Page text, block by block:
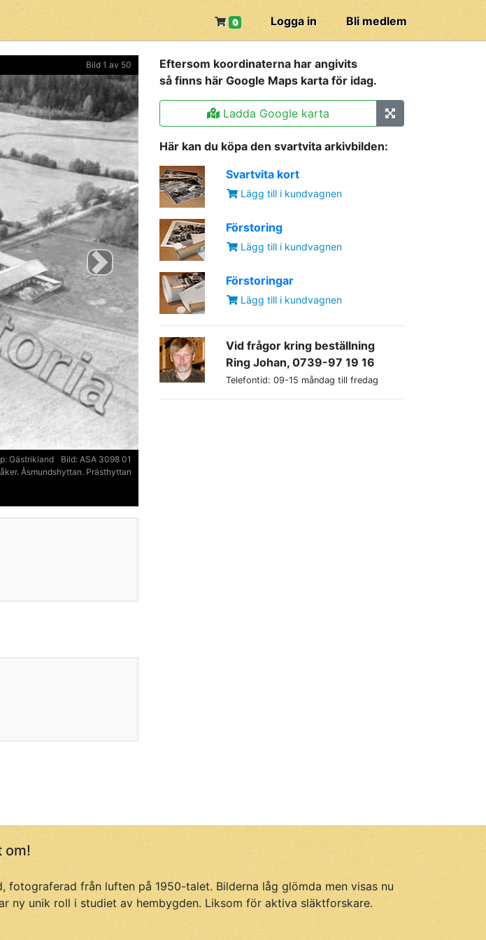
Bli medlem
Logga in
0
Bild 1 av 50
Next
Bild: ASA 3098 01
Gästrikland
Åsmundshyttan. Prästhyttan
Eftersom koordinaterna har angivits
så finns här Google Maps karta för idag.
Ladda Google karta
Här kan du köpa den svartvita arkivbilden:
Svartvita kort
Lägg till i kundvagnen
Förstoring
Lägg till i kundvagnen
Förstoringar
Lägg till i kundvagnen
Vid frågor kring beställning
Ring Johan, 0739-97 19 16
Telefontid: 09-15 måndag till fredag
om!
från luften på 1950-talet. Bilderna låg glömda men visas nu
ny unik roll i studiet av hembygden. Liksom för aktiva släktforskare.